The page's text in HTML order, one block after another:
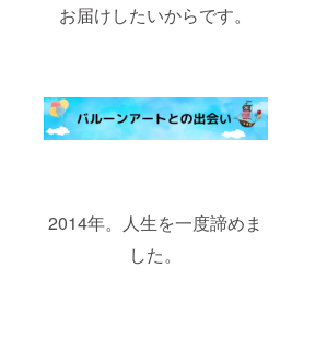
お届けしたいからです。
2014年。人生を一度諦めま
した。